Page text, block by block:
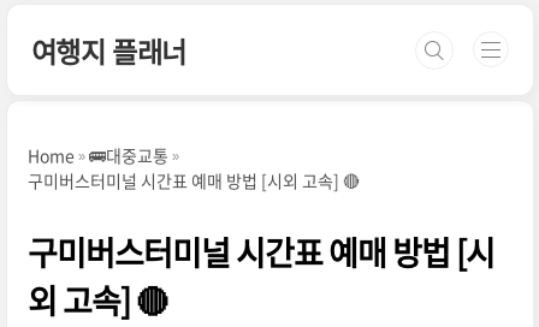
여행지 플래너
Home
🚌대중교통
구미버스터미널 시간표 예매 방법 [시외 고속] 🔴
구미버스터미널 시간표 예매 방법 [시
외 고속] 🔴